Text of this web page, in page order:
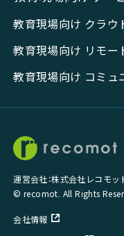
教育現場向け クラウ
教育現場向け リモー
教育現場向け コミュ
運営会社：株式会社レコモッ
© recomot. All Rights
会社情報